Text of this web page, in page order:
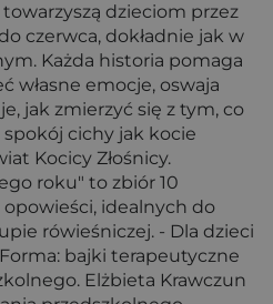
dzieciom przez
czerwca, dokładnie jak w
Każda historia pomaga
własne emocje, oswaja
jak zmierzyć się z tym, co
cichy jak kocie
Kocicy Złośnicy.
roku" to zbiór 10
opowieści, idealnych do
rówieśniczej. - Dla dzieci
bajki terapeutyczne
Elżbieta Krawczun